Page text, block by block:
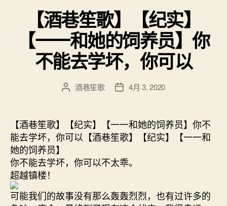
类
【酒巷笙歌】【纪实】
【一一和她的饲养员】你
不能去学坏，你可以
文
者
酒巷笙歌
发 4月 3, 2020
【酒巷笙歌】【纪实】【一一和她的饲养员】你不
能去学坏，你可以【酒巷笙歌】【纪实】【一一和
她的饲养员】
你不能去学坏，你可以不太乖。
超越镇楼！
可能我们的故事没有那么轰轰烈烈，也有过许多的